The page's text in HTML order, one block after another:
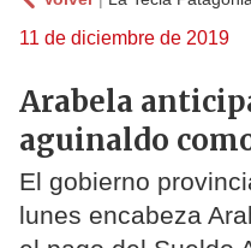
11 de diciembre de 2019
Arabela
aguinaldo
El gobierno
lunes encabeza